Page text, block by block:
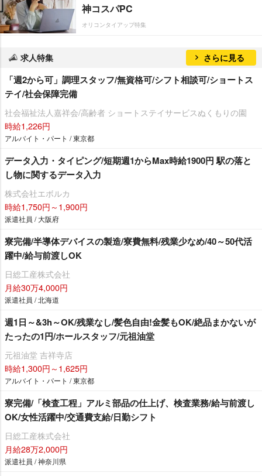
神コスパPC
オリコンタイアップ特集
求人特集 さらに見る
「週2から可」調理スタッフ/無資格可/シフト相談可/ショートス
テイ/社会保障完備
社会福祉法人嘉祥会/高齢者 ショートステイサービスぬくもりの園
時給1,226円
アルバイト・パート / 東京都
データ入力・タイピング/短期週1からMax時給1900円 駅の落と
し物に関するデータ入力
株式会社エボルカ
時給1,750円～1,900円
派遣社員 / 大阪府
寮完備/半導体デバイスの製造/寮費無料/残業少なめ/40～50代活
躍中/給与前渡しOK
日総工産株式会社
月給30万4,000円
派遣社員 / 北海道
週1日～&3h～OK/残業なし/髪色自由!金髪もOK/絶品まかないが
たったの1円/ホールスタッフ/元祖油堂
元祖油堂 吉祥寺店
時給1,300円～1,625円
アルバイト・パート / 東京都
寮完備/「検査工程」アルミ部品の仕上げ、検査業務/給与前渡し
OK/女性活躍中/交通費支給/日勤シフト
日総工産株式会社
月給28万2,000円
派遣社員 / 神奈川県